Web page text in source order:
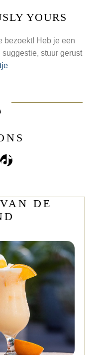
YOURS
bezoekt! Heb je een
stuur gerust
TikTok
DE